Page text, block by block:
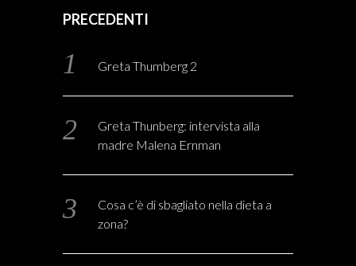
PRECEDENTI
Greta Thumberg 2
Greta Thunberg: intervista alla
madre Malena Ernman
Cosa c’è di sbagliato nella dieta a
zona?